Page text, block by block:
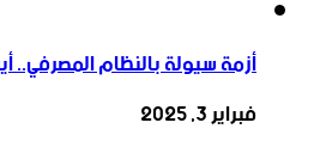
أزمة سيولة بالنظام المصرفي..
فبراير 3, 2025